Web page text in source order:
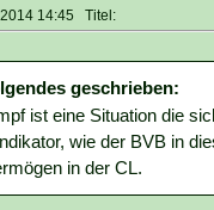
2014 14:45 Titel:
geschrieben:
ist eine Situation die
wie der BVB in
in der CL.